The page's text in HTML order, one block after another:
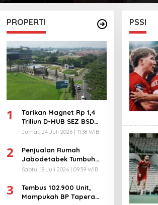
PROPERTI
1
Tarikan Magnet Rp 1,4
Triliun D-HUB SEZ BSD
City, Buka 1736
Jumat, 24 Juli 2026 | 11:38 WIB
2
Penjualan Rumah
Jabodetabek Tumbuh
94%! Developer
Ekstra
Sabtu, 18 Juli 2026 | 09:39 WIB
3
Tembus 102.900 Unit,
Mampukah BP Tapera
PSSI